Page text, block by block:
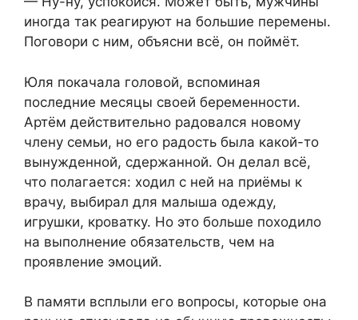
иногда так реагируют на большие перемены.
Поговори с ним, объясни всё, он поймёт.
Юля покачала головой, вспоминая
последние месяцы своей беременности.
Артём действительно радовался новому
члену семьи, но его радость была какой-то
вынужденной, сдержанной. Он делал всё,
что полагается: ходил с ней на приёмы к
врачу, выбирал для малыша одежду,
игрушки, кроватку. Но это больше походило
на выполнение обязательств, чем на
проявление эмоций.
В памяти всплыли его вопросы, которые она